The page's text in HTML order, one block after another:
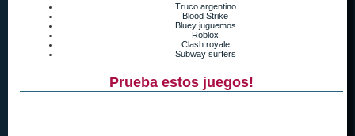
Truco argentino
Blood Strike
Bluey juguemos
Roblox
Clash royale
Subway surfers
Prueba estos juegos!